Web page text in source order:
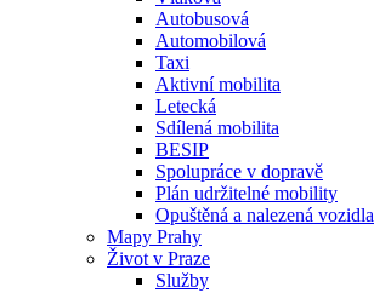
Autobusová
Automobilová
Taxi
Aktivní mobilita
Letecká
Sdílená mobilita
BESIP
Spolupráce v dopravě
Plán udržitelné mobility
Opuštěná a nalezená vozidla
Mapy Prahy
Život v Praze
Služby